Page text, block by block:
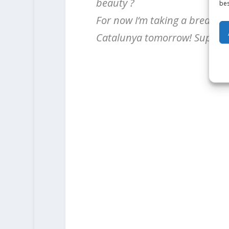
beauty ?
For now I‘m taking a break
Catalunya tomorrow! Super